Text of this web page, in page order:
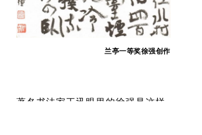
兰亭一等奖徐强创作
著名书法家王迅眼里的徐强是这样